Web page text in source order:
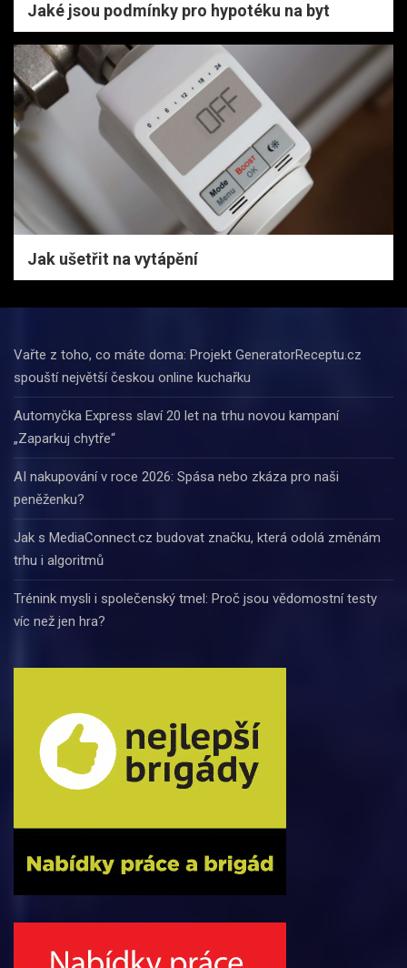
Jaké jsou podmínky pro hypotéku na byt
Jak ušetřit na vytápění
Vařte z toho, co máte doma: Projekt GeneratorReceptu.cz
spouští největší českou online kuchařku
Automyčka Express slaví 20 let na trhu novou kampaní
„Zaparkuj chytře“
AI nakupování v roce 2026: Spása nebo zkáza pro naši
peněženku?
Jak s MediaConnect.cz budovat značku, která odolá změnám
trhu i algoritmů
Trénink mysli i společenský tmel: Proč jsou vědomostní testy
víc než jen hra?